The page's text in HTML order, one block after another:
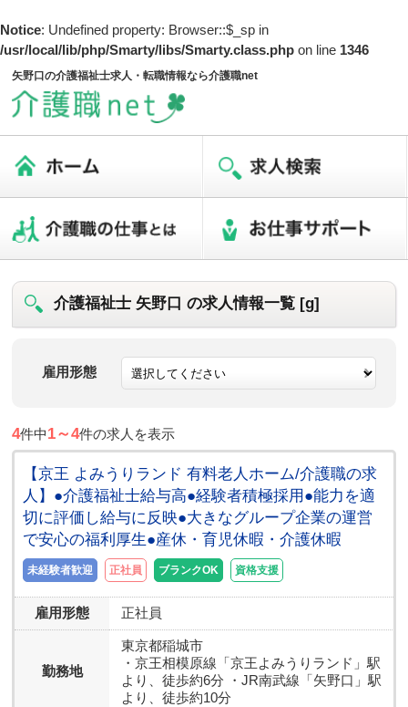
Notice: Undefined property: Browser::$_sp in
/usr/local/lib/php/Smarty/libs/Smarty.class.php on line 1346
矢野口の介護福祉士求人・転職情報なら介護職net
介護福祉士 矢野口 の求人情報一覧 [g]
雇用形態
4件中1～4件の求人を表示
【京王 よみうりランド 有料老人ホーム/介護職の求
人】●介護福祉士給与高●経験者積極採用●能力を適
切に評価し給与に反映●大きなグループ企業の運営
で安心の福利厚生●産休・育児休暇・介護休暇
未経験者歓迎 正社員 ブランクOK 資格支援
雇用形態 正社員
勤務地
東京都稲城市
・京王相模原線「京王よみうりランド」駅
より、徒歩約6分 ・JR南武線「矢野口」駅
より、徒歩約10分